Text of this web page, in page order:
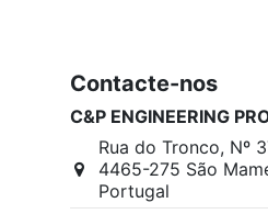
Contacte-nos
C&P ENGINEERING
Rua do Tronco, Nº
4465-275 São
Portugal